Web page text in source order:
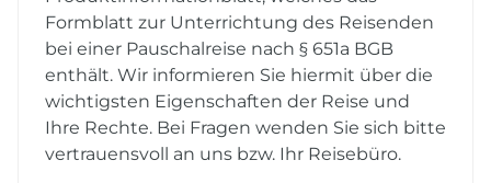
Formblatt zur Unterrichtung des Reisenden
bei einer Pauschalreise nach § 651a BGB
enthält. Wir informieren Sie hiermit über die
wichtigsten Eigenschaften der Reise und
Ihre Rechte. Bei Fragen wenden Sie sich bitte
vertrauensvoll an uns bzw. Ihr Reisebüro.